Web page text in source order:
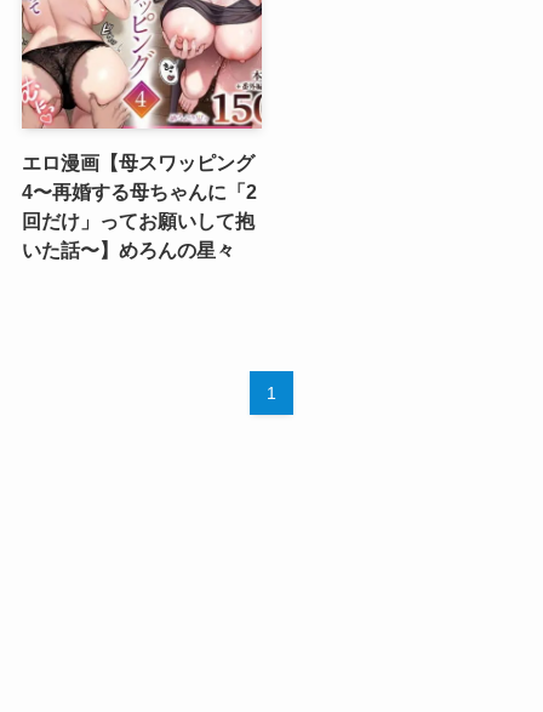
エロ漫画【母スワッピング
4〜再婚する母ちゃんに「2
回だけ」ってお願いして抱
いた話〜】めろんの星々
1